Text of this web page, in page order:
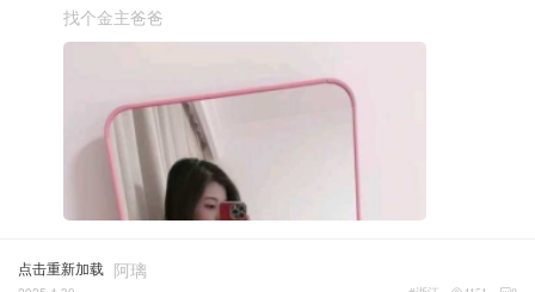
找个金主爸爸
点击重新加载 阿璃